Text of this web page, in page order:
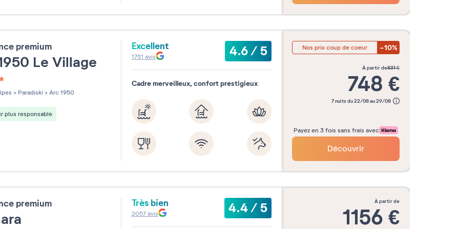
31
premium
Le Village
sur 5
> Paradiski > Arc 1950
plus responsable
Excellent 4.6/5
1751 avis
Cadre merveilleux, confort prestigieux
Nos prix coup de coeur -10%
à partir de831€
748 €
7 nuits du 22/08 au 29/08
Payez en 3 fois sans frais avec
Découvrir
premium Très bien 4.4/5
2057avis
à partir de
1156 €